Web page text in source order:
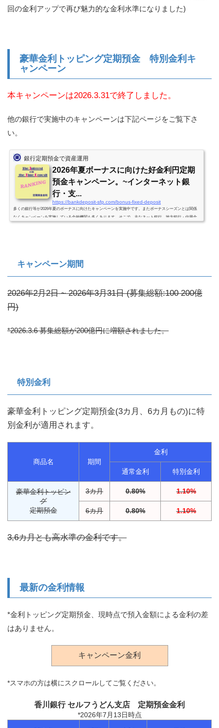
回の金利アップで再び魅力的な金利水準になりました)
豪華金利トッピング定期預金 特別金利キ
ャンペーン
本キャンペーンは2026.3.31で終了しました。
他の銀行で実施中のキャンペーンは下記ページをご覧下さ
い。
銀行定期預金で資産運用
2026年夏ボーナスに向けた好金利円定期
預金キャンペーン。~インターネット銀
行・支...
https://bankdeposit-sfp.com/bonus-fixed-deposit
多くの銀行等が2026年夏のボーナスに向けたキャンペーンを実施中です。またボーナスシーズンとは関係
なくキャンペーンを実施している金融機関も多くあります。そこで、主なネット銀行、地方銀行・信用金
キャンペーン期間
2026年2月2日 ~ 2026年3月31日 (募集総額:100 200億
円)
*2026.3.6 募集総額が200億円に増額されました。
特別金利
豪華金利トッピング定期預金(3カ月、6カ月もの)に特
別金利が適用されます。
商品名 期間
金利
通常金利 特別金利
豪華金利トッピン
グ
定期預金
3カ月 0.80% 1.10%
6カ月 0.80% 1.10%
3,6カ月とも高水準の金利です。
最新の金利情報
*金利トッピング定期預金、現時点で預入金額による金利の差
はありません。
キャンペーン金利
*スマホの方は横にスクロールしてご覧ください。
香川銀行 セルフうどん支店 定期預金金利
*2026年7月13日時点